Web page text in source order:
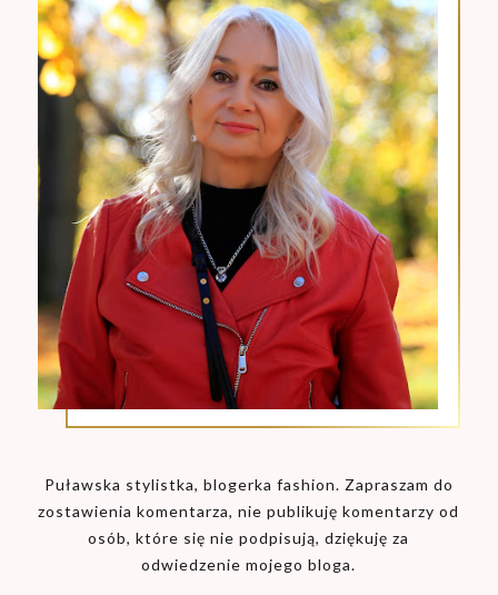
Puławska stylistka, blogerka fashion. Zapraszam do
zostawienia komentarza, nie publikuję komentarzy od
osób, które się nie podpisują, dziękuję za
odwiedzenie mojego bloga.